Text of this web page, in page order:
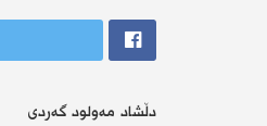
دڵشاد مه‌ولود گه‌ردی